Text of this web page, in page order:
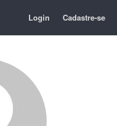
Login Cadastre-se